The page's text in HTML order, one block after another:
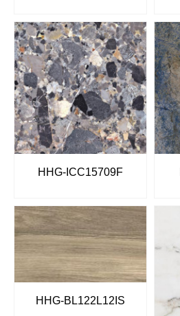
HHG-ICC15709F
HHG-BL122L12IS